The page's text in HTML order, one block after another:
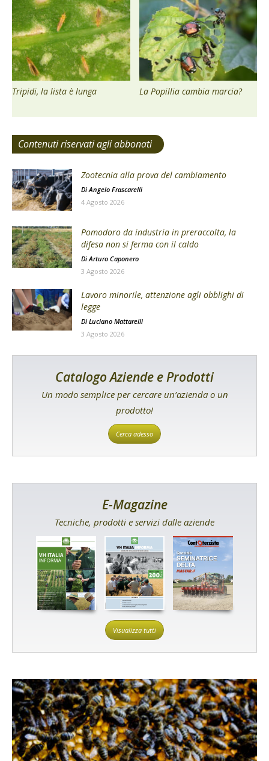
Tripidi, la lista è lunga La Popillia cambia marcia?
Contenuti riservati agli abbonati
Zootecnia alla prova del cambiamento
DiAngelo Frascarelli
4 Agosto 2026
Pomodoro da industria in preraccolta, la
difesa non si ferma con il caldo
Di Arturo Caponero
3 Agosto 2026
Lavoro minorile, attenzione agli obblighi di
legge
Di Luciano Mattarelli
3 Agosto 2026
Catalogo Aziende e Prodotti
Un modo semplice per cercare un’azienda o un
prodotto!
Cerca adesso
E-Magazine
Tecniche, prodotti e servizi dalle aziende
Visualizza tutti